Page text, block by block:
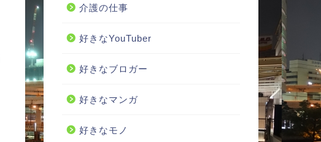
介護の仕事
好きなYouTuber
好きなブロガー
好きなマンガ
好きなモノ